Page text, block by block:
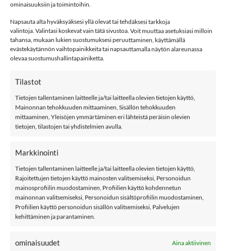
ominaisuuksiin ja toimintoihin.
Napsauta alta hyväksyäksesi yllä olevat tai tehdäksesi tarkkoja
valintoja. Valintasi koskevat vain tätä sivustoa. Voit muuttaa asetuksiasi milloin
tahansa, mukaan lukien suostumuksesi peruuttaminen, käyttämällä
evästekäytännön vaihtopainikkeita tai napsauttamalla näytön alareunassa
olevaa suostumushallintapainiketta.
Tilastot
Tietojen tallentaminen laitteelle ja/tai laitteella olevien tietojen käyttö,
Mainonnan tehokkuuden mittaaminen, Sisällön tehokkuuden
mittaaminen, Yleisöjen ymmärtäminen eri lähteistä peräisin olevien
tietojen, tilastojen tai yhdistelmien avulla.
Markkinointi
Tietojen tallentaminen laitteelle ja/tai laitteella olevien tietojen käyttö,
Rajoitettujen tietojen käyttö mainosten valitsemiseksi, Personoidun
mainosprofiilin muodostaminen, Profiilien käyttö kohdennetun
mainonnan valitsemiseksi, Personoidun sisältöprofiilin muodostaminen,
Profiilien käyttö personoidun sisällön valitsemiseksi, Palvelujen
kehittäminen ja parantaminen.
ominaisuudet Aina aktiivinen
Name it NKMHONK collegehousut ovat tyylikkäät ja
kapeahkot. Collegehousuissa on vetoketjutaskut ja yksi
takatasku sekä kuminauhasäätö vyötäröllä.
Ominaisuudet:
Väri: Dark Sapphire
Materiaali: 95% puuvillaa ja 5% elastaania
Pesu: 40°C pesu
Kokotaulukko
Collegehousut
Name It
Lisää collegehousuja